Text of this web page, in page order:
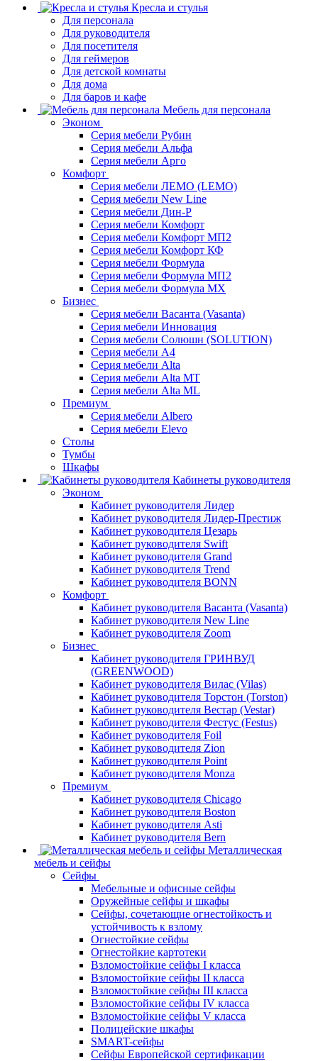
Кресла и стулья
Для персонала
Для руководителя
Для посетителя
Для геймеров
Для детской комнаты
Для дома
Для баров и кафе
Мебель для персонала
Эконом
Серия мебели Рубин
Серия мебели Альфа
Серия мебели Арго
Комфорт
Серия мебели ЛЕМО (LEMO)
Серия мебели New Line
Серия мебели Дин-Р
Серия мебели Комфорт
Серия мебели Комфорт МП2
Серия мебели Комфорт КФ
Серия мебели Формула
Серия мебели Формула МП2
Серия мебели Формула МХ
Бизнес
Серия мебели Васанта (Vasanta)
Серия мебели Инновация
Серия мебели Солюшн (SOLUTION)
Серия мебели A4
Серия мебели Alta
Серия мебели Alta MT
Серия мебели Alta ML
Премиум
Серия мебели Albero
Серия мебели Elevo
Столы
Тумбы
Шкафы
Кабинеты руководителя
Эконом
Кабинет руководителя Лидер
Кабинет руководителя Лидер-Престиж
Кабинет руководителя Цезарь
Кабинет руководителя Swift
Кабинет руководителя Grand
Кабинет руководителя Trend
Кабинет руководителя BONN
Комфорт
Кабинет руководителя Васанта (Vasanta)
Кабинет руководителя New Line
Кабинет руководителя Zoom
Бизнес
Кабинет руководителя ГРИНВУД
(GREENWOOD)
Кабинет руководителя Вилас (Vilas)
Кабинет руководителя Торстон (Torston)
Кабинет руководителя Вестар (Vestar)
Кабинет руководителя Фестус (Festus)
Кабинет руководителя Foil
Кабинет руководителя Zion
Кабинет руководителя Point
Кабинет руководителя Monza
Премиум
Кабинет руководителя Chicago
Кабинет руководителя Boston
Кабинет руководителя Asti
Кабинет руководителя Bern
Металлическая
мебель и сейфы
Сейфы
Мебельные и офисные сейфы
Оружейные сейфы и шкафы
Сейфы, сочетающие огнестойкость и
устойчивость к взлому
Огнестойкие сейфы
Огнестойкие картотеки
Взломостойкие сейфы I класса
Взломостойкие сейфы II класса
Взломостойкие сейфы III класса
Взломостойкие сейфы IV класса
Взломостойкие сейфы V класса
Полицейские шкафы
SMART-сейфы
Сейфы Европейской сертификации